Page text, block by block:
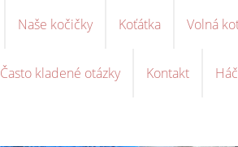
Naše kočičky Koťátka Volná
Často kladené otázky Kontakt